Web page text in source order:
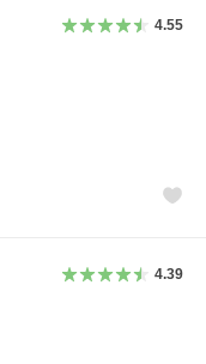
4.55
4.39